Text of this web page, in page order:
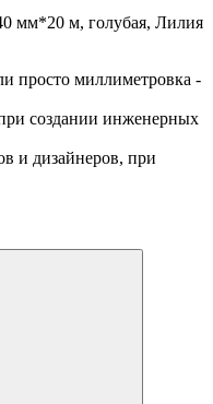
мм*20 м, голубая, Лилия
просто миллиметровка -
создании инженерных
и дизайнеров, при